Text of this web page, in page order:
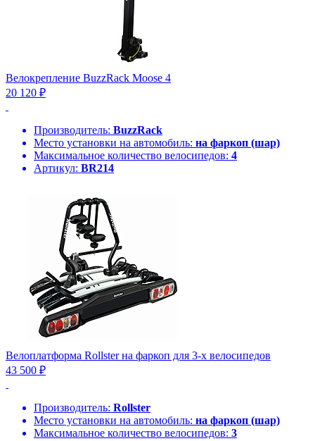
Велокрепление BuzzRack Moose 4
20 120 ₽
Производитель: BuzzRack
Место установки на автомобиль: на фаркоп (шар)
Максимальное количество велосипедов: 4
Артикул: BR214
Велоплатформа Rollster на фаркоп для 3-х велосипедов
43 500 ₽
Производитель: Rollster
Место установки на автомобиль: на фаркоп (шар)
Максимальное количество велосипедов: 3